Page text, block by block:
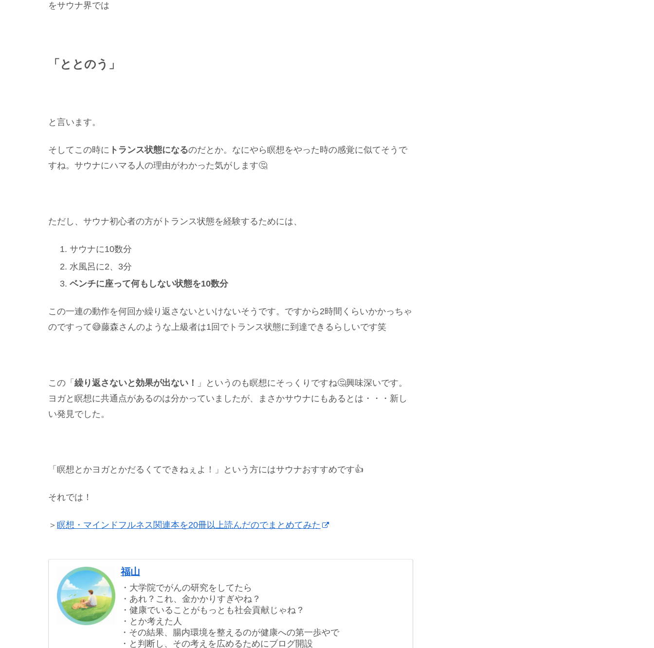
をサウナ界では
「ととのう」
と言います。
そしてこの時に トランス状態になるのだとか。なにやら瞑想をやった時の感覚に似てそうで
すね。サウナにハマる人の理由がわかった気がします🤔
ただし、サウナ初心者の方がトランス状態を経験するためには、
サウナに10数分
水風呂に2、3分
ベンチに座って何もしない状態を10数分
この一連の動作を何回か繰り返さないといけないそうです。ですから2時間くらいかかっちゃ
のですって😅藤森さんのような上級者は1回でトランス状態に到達できるらしいです笑
この「 繰り返さないと効果が出ない！
」というのも瞑想にそっくりですね🤔興味深いです。
ヨガと瞑想に共通点があるのは分かっていましたが、まさかサウナにもあるとは・・・新し
い発見でした。
「瞑想とかヨガとかだるくてできねぇよ！」という方にはサウナおすすめです👍
それでは！
＞ 瞑想・マインドフルネス関連本を20冊以上読んだのでまとめてみた
福山
・大学院でがんの研究をしてたら
・あれ？これ、金かかりすぎやね？
・健康でいることがもっとも社会貢献じゃね？
・とか考えた人
・その結果、腸内環境を整えるのが健康への第一歩やで
・と判断し、その考えを広めるためにブログ開設